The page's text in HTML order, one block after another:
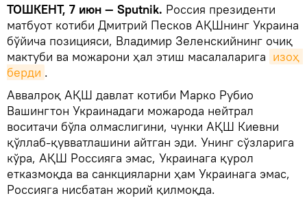
ТОШКЕНТ, 7 июн — Sputnik. Россия президенти
матбуот котиби Дмитрий Песков АҚШнинг Украина
бўйича позицияси, Владимир Зеленскийнинг очиқ
мактуби ва можарони ҳал этиш масалаларига изоҳ
берди .
Аввалроқ АҚШ давлат котиби Марко Рубио
Вашингтон Украинадаги можарода нейтрал
воситачи бўла олмаслигини, чунки АҚШ Киевни
қўллаб-қувватлашини айтган эди. Унинг сўзларига
кўра, АҚШ Россияга эмас, Украинага қурол
етказмоқда ва санкцияларни ҳам Украинага эмас,
Россияга нисбатан жорий қилмоқда.